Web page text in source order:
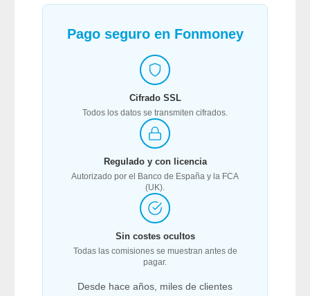
Pago seguro en Fonmoney
Cifrado SSL
Todos los datos se transmiten cifrados.
Regulado y con licencia
Autorizado por el Banco de España y la FCA
(UK).
Sin costes ocultos
Todas las comisiones se muestran antes de
pagar.
Desde hace años, miles de clientes